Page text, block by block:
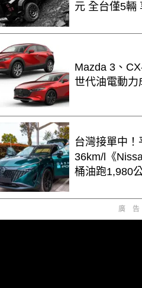
元 全台僅5輛
Mazda 3、
世代油電動力
台灣接單中
36km/l《
桶油跑1,980
廣告